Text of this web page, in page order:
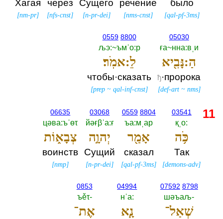
было
[qal-pf-3ms]
речение
[nms-cnst]
Сущего
[n-pr-dei]
через
[nfs-cnst]
Хагая
[nm-pr]
05030
ға~нна:вˌи
הַ:נָּבִ֖יא
ђ·пророка
[def-art~ nms]
0559 8800
љэ:~ъмˈо:р
לֵ:אמֹֽר׃
чтобы·сказать
[prep ~qal-inf-cnst]
03541
қˌо:‎
כֹּ֥ה
Так
[demons-adv]
0559 8804
ъа:мˌар
אָמַ֖ר
сказал
[qal-pf-3ms]
03068
йәғβˈа:ғ
יְהוָ֣ה
Сущий
[n-pr-dei]
06635
цәва:ъˈөτ
צְבָא֑וֹת
воинств
[nmp]
07592 8798
шәъаљ-‎
שְׁאַל־
04994
нˈа:‎
נָ֧א
0853
ъěτ-‎
אֶת־
11